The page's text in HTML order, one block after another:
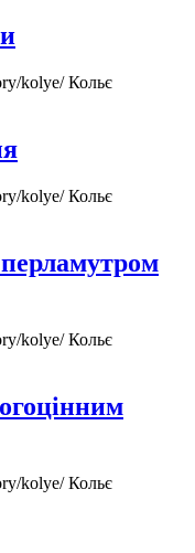
kolye/Кольє
kolye/Кольє
kolye/Кольє
kolye/Кольє